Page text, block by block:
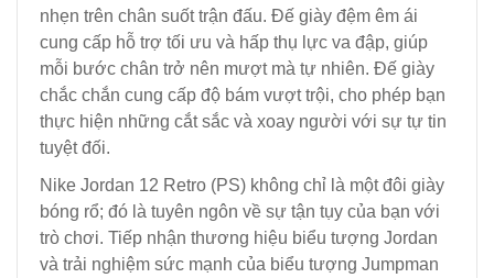
nhẹn trên chân suốt trận đấu. Đế giày đệm êm ái
cung cấp hỗ trợ tối ưu và hấp thụ lực va đập, giúp
mỗi bước chân trở nên mượt mà tự nhiên. Đế giày
chắc chắn cung cấp độ bám vượt trội, cho phép bạn
thực hiện những cắt sắc và xoay người với sự tự tin
tuyệt đối.
Nike Jordan 12 Retro (PS) không chỉ là một đôi giày
bóng rổ; đó là tuyên ngôn về sự tận tụy của bạn với
trò chơi. Tiếp nhận thương hiệu biểu tượng Jordan
và trải nghiệm sức mạnh của biểu tượng Jumpman